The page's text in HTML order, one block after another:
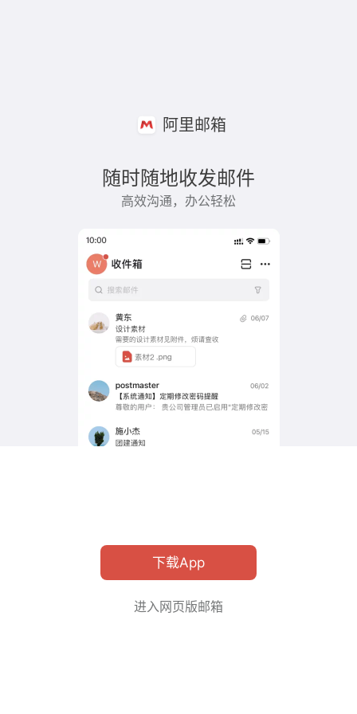
阿里邮箱
随时随地收发邮件
高效沟通，办公轻松
下载App
进入网页版邮箱